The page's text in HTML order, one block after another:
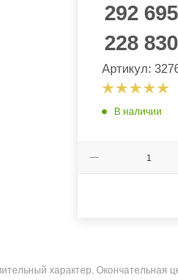
292 695
228
Артикул:
В наличии
характер.